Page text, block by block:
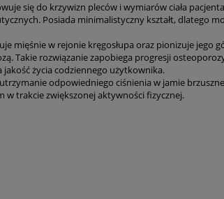
się do krzywizn pleców i wymiarów ciała
Posiada minimalistyczny kształt, dlatego
mięśnie w rejonie kręgosłupa oraz pionizuje jego
Takie rozwiązanie zapobiega progresji
życia codziennego użytkownika.
odpowiedniego ciśnienia w jamie
trakcie zwiększonej aktywności fizycznej.